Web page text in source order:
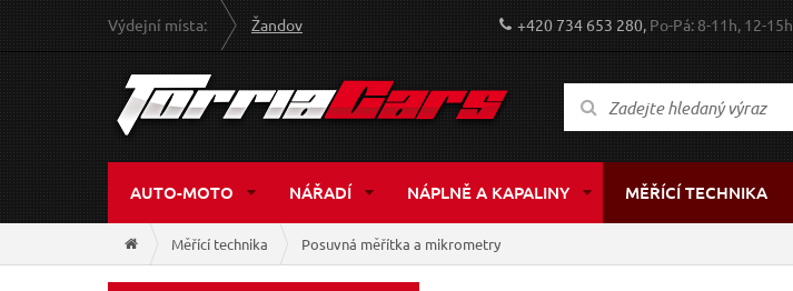
Výdejní místa: Žandov +420 734 653 280,Po-Pá: 8-11h, 12-15h
AUTO-MOTO NÁŘADÍ NÁPLNĚ A KAPALINY MĚŘÍCÍ TECHNIKA
Měřící technika Posuvná měřítka a mikrometry